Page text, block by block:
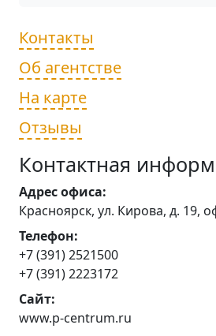
Контакты
Об агентстве
На карте
Отзывы
Контактная
Адрес офиса:
Красноярск, ул. Кирова, д. 19,
Телефон:
+7 (391) 2521500
+7 (391) 2223172
Сайт:
www.p-centrum.ru